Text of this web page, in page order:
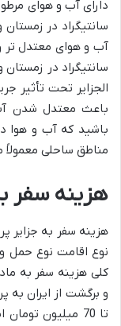
باعث معتدل شدن
باشید که آب و هوا
مناطق ساحلی
هزینه سفر
هزینه سفر به جزایر
نوع اقامت نوع حمل
کلی هزینه سفر به
تا 70 میلیون